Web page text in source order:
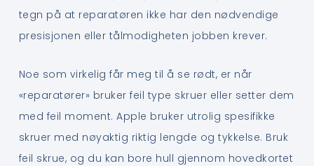
tegn på at reparatøren ikke har den nødvendige
presisjonen eller tålmodigheten jobben krever.
Noe som virkelig får meg til å se rødt, er når
«reparatører» bruker feil type skruer eller setter dem
med feil moment. Apple bruker utrolig spesifikke
skruer med nøyaktig riktig lengde og tykkelse. Bruk
feil skrue, og du kan bore hull gjennom hovedkortet